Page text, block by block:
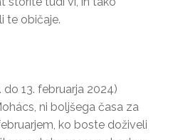
te običaje.
13. februarja 2024)
ni boljšega časa za
ko boste doživeli